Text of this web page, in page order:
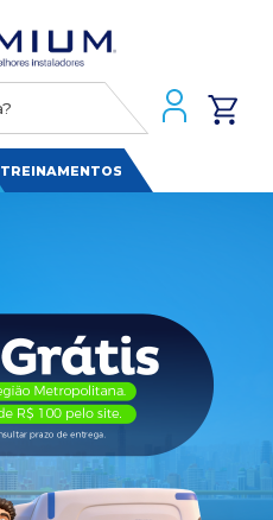
TREINAMENTOS